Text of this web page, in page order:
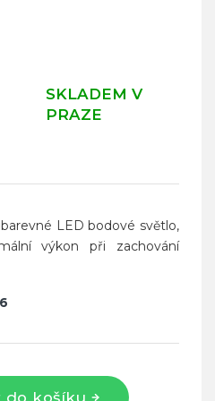
SKLADEM V
PRAZE
do košíku
LED bodové světlo,
výkon při zachování